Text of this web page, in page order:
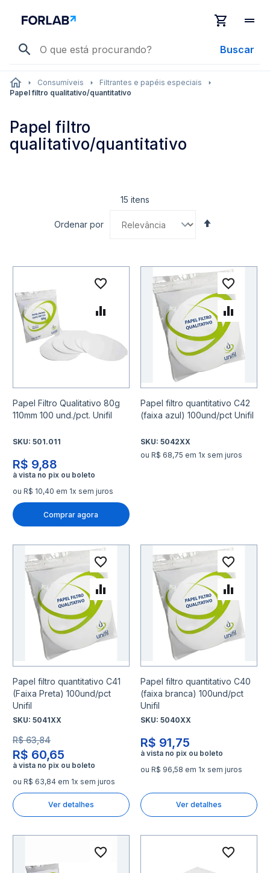
Buscar
Consumíveis
Filtrantes e papéis especiais
Papel filtro qualitativo/quantitativo
Papel filtro
qualitativo/quantitativo
15 itens
Ordenar por
Papel Filtro Qualitativo 80g
110mm 100 und./pct. Unifil
SKU: 501.011
R$ 9,88
ou R$ 10,40 em 1x sem juros
Comprar agora
Adicionar à lista de
Adicionar para Comparar
Papel filtro quantitativo C42
(faixa azul) 100und/pct Unifil
SKU:5042XX
ou R$ 68,75 em 1x sem juros
Papel filtro quantitativo C41
(Faixa Preta) 100und/pct
Unifil
SKU: 5041XX
R$ 60,65
R$ 63,84
ou R$ 63,84 em 1x sem juros
Ver detalhes
Adicionar à lista de
Adicionar para Comparar
Papel filtro quantitativo C40
(faixa branca) 100und/pct
Unifil
SKU:5040XX
R$ 91,75
ou R$ 96,58 em 1x sem juros
Ver detalhes
Adicionar à lista de